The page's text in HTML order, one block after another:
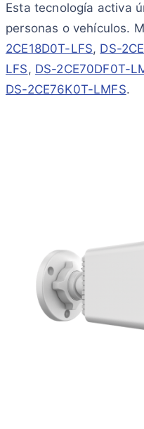
Esta tecnología activa
personas o vehículos.
2CE18D0T-LFS, DS-
LFS, DS-2CE70DF0T-
DS-2CE76K0T-LMFS.